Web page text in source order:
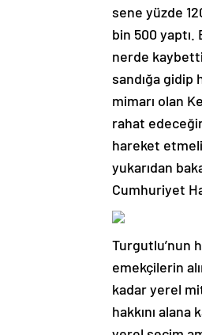
sene yüzde
bin 500
nerde
sandığa gidip
mimarı olan
rahat
hareket
yukarıdan
Cumhuriyet
Turgutlu’nun
emekçilerin
kadar yerel
hakkını alana